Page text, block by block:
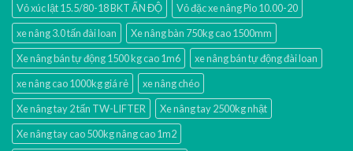
Vỏ xúc lật 15.5/80-18 BKT ẤN ĐỘ
Vỏ đặc xe nâng Pio 10.00-20
xe nâng 3.0 tấn đài loan
Xe nâng bàn 750kg cao 1500mm
Xe nâng bán tự động 1500 kg cao 1m6
xe nâng bán tự động đài loan
xe nâng cao 1000kg giá rẻ
xe nâng chéo
Xe nâng tay 2 tấn TW-LIFTER
Xe nâng tay 2500kg nhật
Xe nâng tay cao 500kg nâng cao 1m2